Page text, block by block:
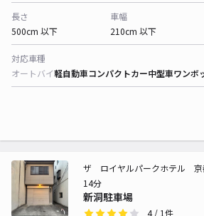
長さ
500cm 以下
車幅
210cm 以下
対応車種
オートバイ軽自動車コンパクトカー中型車ワンボ
新洞駐車場
ザ ロイヤルパークホテル 京
14分
4/ 1件